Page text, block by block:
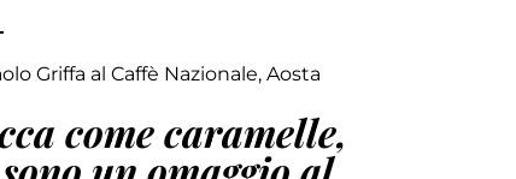
Griffa al Caffè Nazionale, Aosta
come caramelle,